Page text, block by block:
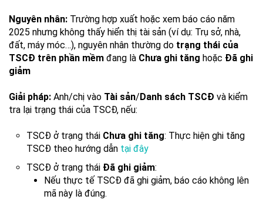
Nguyên nhân: Trường hợp xuất hoặc xem báo cáo năm
2025 nhưng không thấy hiển thị tài sản (ví dụ: Trụ sở, nhà,
đất, máy móc…), nguyên nhân thường do trạng thái của
TSCĐ trên phần mềm đang là Chưa ghi tăng hoặc Đã ghi
giảm
Giải pháp: Anh/chị vào Tài sản/Danh sách TSCĐ và kiểm
tra lại trạng thái của TSCĐ, nếu:
TSCĐ ở trạng thái Chưa ghi tăng: Thực hiện ghi tăng
TSCĐ theo hướng dẫn tại đây
TSCĐ ở trạng thái Đã ghi giảm:
Nếu thực tế TSCĐ đã ghi giảm, báo cáo không lên
mã này là đúng.